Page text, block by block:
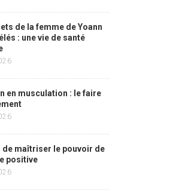
de la femme de Yoann
: une vie de santé
en musculation : le faire
de maîtriser le pouvoir de
positive